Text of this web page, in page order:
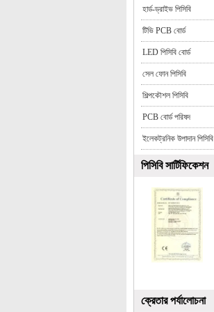
হার্ড-ড্রাইভ পিসিবি
টিভি PCB বোর্ড
LED পিসিবি বোর্ড
সেল ফোন পিসিবি
শিল্পকৌশল পিসিবি
PCB বোর্ড পরিষদ
ইলেকট্রনিক উপাদান পিসিবি
পিসিবি সার্টিফিকেশন
ক্রেতার পর্যালোচনা